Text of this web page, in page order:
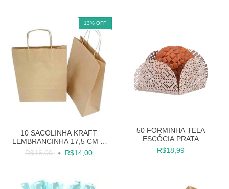
13% OFF
10 SACOLINHA KRAFT
LEMBRANCINHA 17,5 CM X
8,5 CM 21,5 CM
R$16,00 R$14,00
50 FORMINHA TELA
ESCÓCIA PRATA
R$18,99